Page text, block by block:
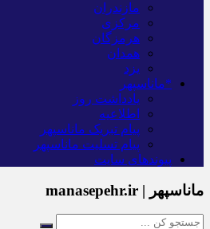
مازندران
مرکزی
هرمزگان
همدان
یزد
*ماناسپهر
یادداشت روز
اطلاعیه
پیام تبریک ماناسپهر
پیام تسلیت ماناسپهر
پیوندهای سایت
ماناسپهر | manasepehr.ir